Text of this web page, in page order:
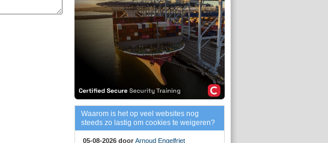
Waarom is het op veel websites nog
steeds zo lastig om cookies te weigeren?
05-08-2026 door Arnoud Engelfriet